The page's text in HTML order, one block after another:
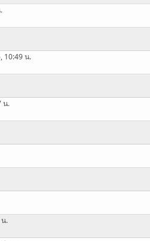
10:49 น.
น.
น.